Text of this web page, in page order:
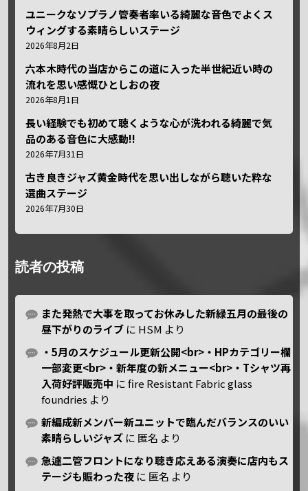
ユニークなソプラノ管奏者率いる綺麗な音色でよくス
ウィングする素晴らしいステージ
2026年8月2日
六本木時代の当店からこの道に入った半世紀近い時の
流れを思い感慨ひとしおの夜
2026年8月1日
長い経験でも初めて聴くような心が洗われる綺麗で気
品のある音色に大感動!!
2026年7月31日
古き良きジャズ黄金時代を思い出しながら聴いた粋な
選曲ステージ
2026年7月30日
読者の投稿
また発熱で大事を取ってお休みした新緑五月の最後の
昼下がりのライブ に HSM より
・5月のスケジュール更新公開<br>・HPカテゴリー欄
一部変更<br>・新年度の新メニュー<br>・Tシャツ再
入荷好評販売中 にfire Resistant Fabric glass
foundries より
新編成新メンバー新ユニットで臨んだバランスのいい
素晴らしいジャズ に 匿名 より
急遽二管フロントになり聴き応えある演奏に店内もス
テージも賑わった夜 に 匿名 より